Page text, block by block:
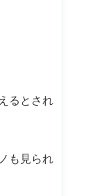
るとされ
も見られ